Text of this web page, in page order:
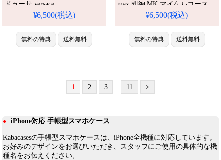
ドゥーサ versace
iphone17pro/17promax携帯ケー
付き 背面カード入れ 大人気
iPhone16/15proケース 肩掛け 斜
めがけ ブランド おしゃれ。芸
¥6,500(税込)
無料の特典 送料無料
max 即納 MK マイケルコース
iPhone 17 16 15 14 13 Pro air
iPhone 17 16 15 Pro 8 SE ケース
MK マイケルコース iPhone 17
air 14 15 16 pro maxケース 女子
かわいい おしゃれ
¥6,500(税込)
無料の特典 送料無料
1 2 3 ... 11 >
●iPhone対応 手帳型スマホケース
Kabacasesの手帳型スマホケースは、iPhone全機種に対応しています。
お好みのデザインをお選びいただき、スタッフにご使用の具体的な機
種名をお伝えください。